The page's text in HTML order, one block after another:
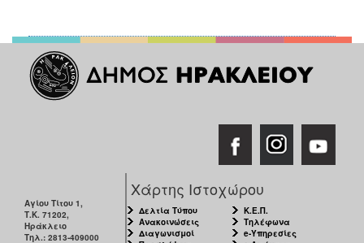
Αγίου Τίτου 1,
Τ.Κ. 71202,
Ηράκλειο
Τηλ.: 2813-409000
Χάρτης Ιστοχώρου
Δελτία Τύπου
Ανακοινώσεις
Διαγωνισμοί
Κ.Ε.Π.
Τηλέφωνα
e-Υπηρεσίες